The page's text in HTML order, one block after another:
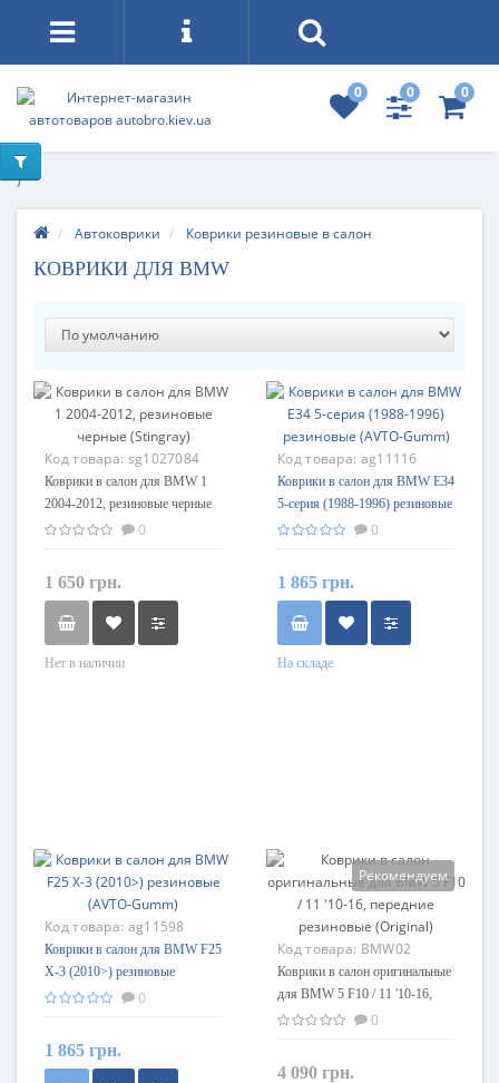
0 0 0
)
Автоковрики Коврики резиновые в салон
КОВРИКИ ДЛЯ BMW
Код товара: sg1027084
Коврики в салон для BMW 1
2004-2012, резиновые черные
(Stingray)
0
1 650 грн.
Нет в наличии
Код товара: ag11116
Коврики в салон для BMW E34
5-серия (1988-1996) резиновые
(AVTO-Gumm) 0
1 865 грн.
На складе
Код товара: ag11598
Коврики в салон для BMW F25
X-3 (2010>) резиновые
(AVTO-Gumm) 0
1 865 грн.
Рекомендуем
Код товара: BMW02
Коврики в салон оригинальные
для BMW 5 F10 / 11 '10-16,
передние резиновые (Original)
0
4 090 грн.